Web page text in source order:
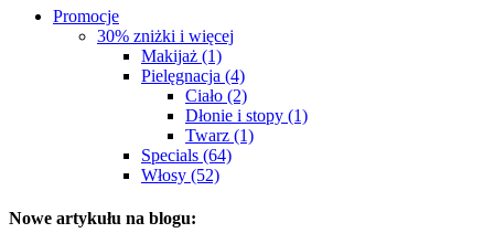
Promocje
30% zniżki i więcej
Makijaż (1)
Pielęgnacja (4)
Ciało (2)
Dłonie i stopy (1)
Twarz (1)
Specials (64)
Włosy (52)
Nowe artykułu na blogu: